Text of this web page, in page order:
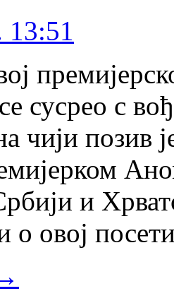
13:51
сусрео с
чији позив
и
о овој